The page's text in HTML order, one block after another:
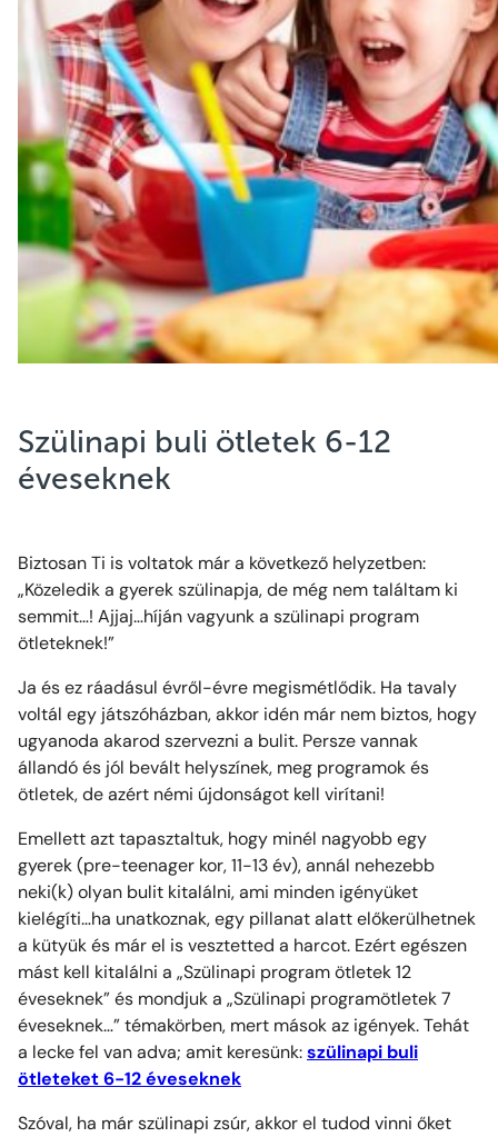
Szülinapi buli ötletek 6-12
éveseknek
Biztosan Ti is voltatok már a következő helyzetben:
„Közeledik a gyerek szülinapja, de még nem találtam ki
semmit…! Ajjaj…híján vagyunk a szülinapi program
ötleteknek!”
Ja és ez ráadásul évről-évre megismétlődik. Ha tavaly
voltál egy játszóházban, akkor idén már nem biztos, hogy
ugyanoda akarod szervezni a bulit. Persze vannak
állandó és jól bevált helyszínek, meg programok és
ötletek, de azért némi újdonságot kell virítani!
Emellett azt tapasztaltuk, hogy minél nagyobb egy
gyerek (pre-teenager kor, 11-13 év), annál nehezebb
neki(k) olyan bulit kitalálni, ami minden igényüket
kielégíti…ha unatkoznak, egy pillanat alatt előkerülhetnek
a kütyük és már el is vesztetted a harcot. Ezért egészen
mást kell kitalálni a „Szülinapi program ötletek 12
éveseknek” és mondjuk a „Szülinapi programötletek 7
éveseknek…” témakörben, mert mások az igények. Tehát
a lecke fel van adva; amit keresünk:szülinapi buli
ötleteket 6-12 éveseknek
Szóval, ha már szülinapi zsúr, akkor el tudod vinni őket